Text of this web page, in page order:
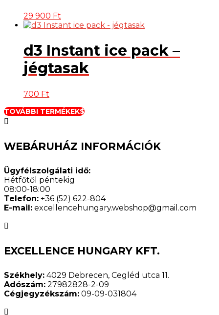
29 900 Ft
d3 Instant ice pack –
jégtasak
700 Ft
TOVÁBBI TERMÉKEK

WEBÁRUHÁZ INFORMÁCIÓK
Ügyfélszolgálati idő:
Hétfőtől péntekig
08:00-18:00
Telefon: +36 (52) 622-804
E-mail: excellencehungary.webshop@gmail.com

EXCELLENCE HUNGARY KFT.
Székhely: 4029 Debrecen, Cegléd utca 11.
Adószám: 27982828-2-09
Cégjegyzékszám: 09-09-031804
